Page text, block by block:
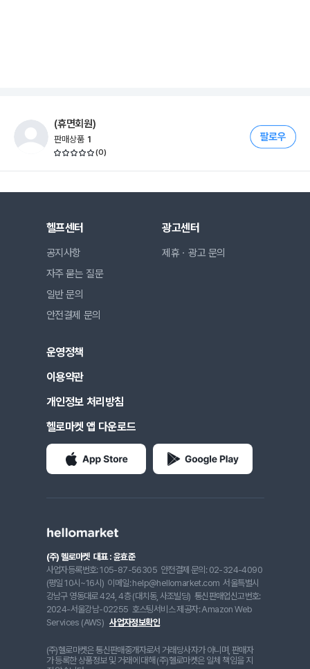
(휴면회원)
판매상품 1
(0)
헬프센터
공지사항
자주 묻는 질문
일반 문의
안전결제 문의
광고센터
제휴ㆍ광고 문의
운영정책
이용약관
개인정보 처리방침
헬로마켓 앱 다운로드
(주) 헬로마켓 대표 : 윤효준
사업자등록번호: 105-87-56305 안전결제 문의: 02-324-4090
(평일 10시~16시) 이메일: help@hellomarket.com 서울특별시
강남구 영동대로 424, 4층 (대치동, 사조빌딩) 통신판매업신고번호:
2024-서울강남-02255 호스팅서비스 제공자: Amazon Web
Services (AWS) 사업자정보확인
(주)헬로마켓은 통신판매중개자로서 거래당사자가 아니며, 판매자
가 등록한 상품정보 및 거래에 대해 (주)헬로마켓은 일체 책임을 지